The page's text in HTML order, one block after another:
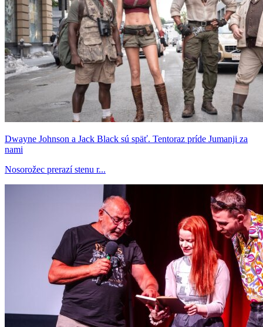
Dwayne Johnson a Jack Black sú späť. Tentoraz príde Jumanji za
nami
Nosorožec prerazí stenu r...